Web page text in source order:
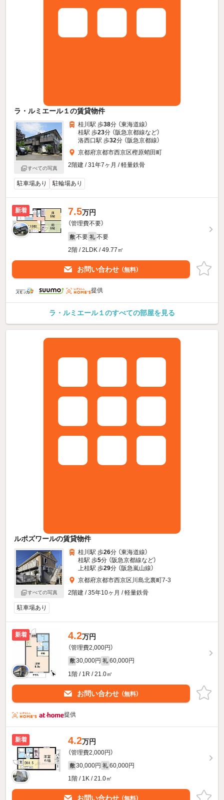
ラ・ルミエール１の賃貸物件
すべての写真
桂川駅 歩38分 （東海道線）
桂駅 歩23分 （阪急京都線など）
洛西口駅 歩32分 （阪急京都線）
京都府京都市西京区樫原蛸田町
2階建 / 31年7ヶ月 / 軽量鉄骨
駐車場あり 駐輪場あり
新着 7.5万円
（管理費不要）
敷 不要 礼 不要
2階 / 2LDK / 49.77㎡
お問い合わせ （無料）
提供
ラ・ルミエール１のすべての部屋を見る
ルポズワールの賃貸物件
すべての写真
桂川駅 歩26分 （東海道線）
桂駅 歩5分 （阪急京都線など）
上桂駅 歩29分 （阪急嵐山線）
京都府京都市西京区川島北裏町7-3
2階建 / 35年10ヶ月 / 軽量鉄骨
駐車場あり
新着 4.2万円
（管理費2,000円）
敷 30,000円 礼 60,000円
1階 / 1R / 21.0㎡
お問い合わせ （無料）
提供
新着 4.2万円
（管理費2,000円）
敷 30,000円 礼 60,000円
1階 / 1K / 21.0㎡
お問い合わせ